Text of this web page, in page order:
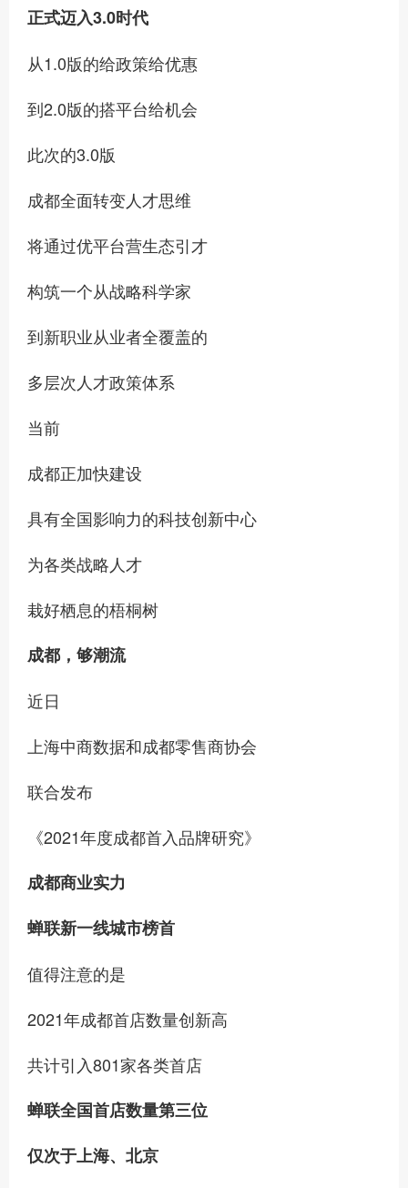
正式迈入3.0时代
从1.0版的给政策给优惠
到2.0版的搭平台给机会
此次的3.0版
成都全面转变人才思维
将通过优平台营生态引才
构筑一个从战略科学家
到新职业从业者全覆盖的
多层次人才政策体系
当前
成都正加快建设
具有全国影响力的科技创新中心
为各类战略人才
栽好栖息的梧桐树
成都，够潮流
近日
上海中商数据和成都零售商协会
联合发布
《2021年度成都首入品牌研究》
成都商业实力
蝉联新一线城市榜首
值得注意的是
2021年成都首店数量创新高
共计引入801家各类首店
蝉联全国首店数量第三位
仅次于上海、北京